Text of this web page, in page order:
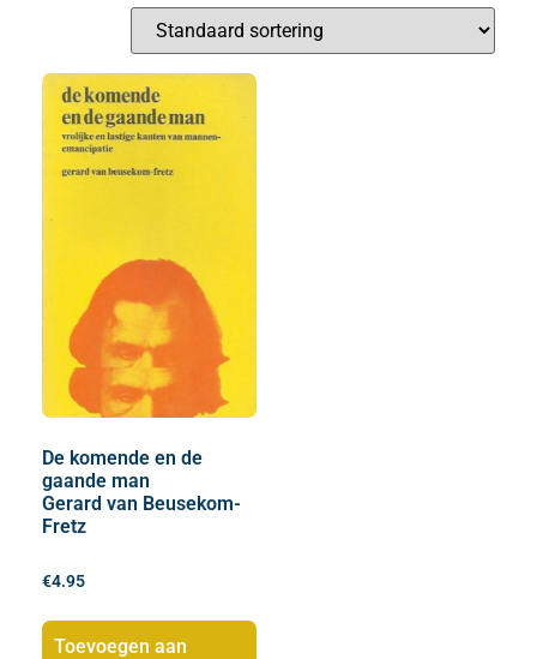
De komende en de
gaande man
Gerard van Beusekom-
Fretz
€4.95
Toevoegen aan